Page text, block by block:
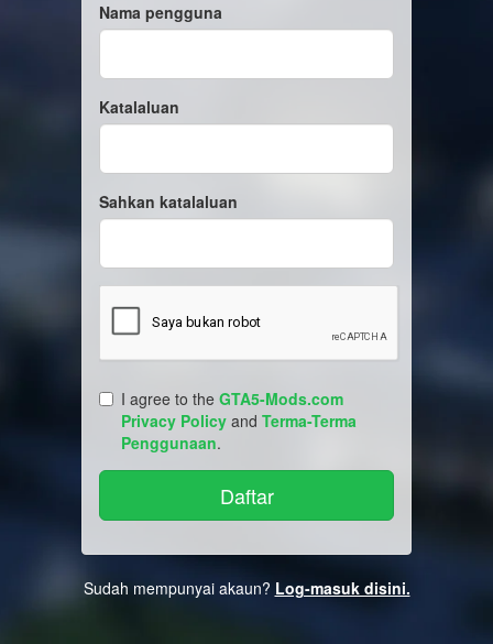
Nama pengguna
Katalaluan
Sahkan katalaluan
I agree to the GTA5-Mods.com
Privacy Policy and Terma-Terma
Penggunaan.
Sudah mempunyai akaun? Log-masuk disini.